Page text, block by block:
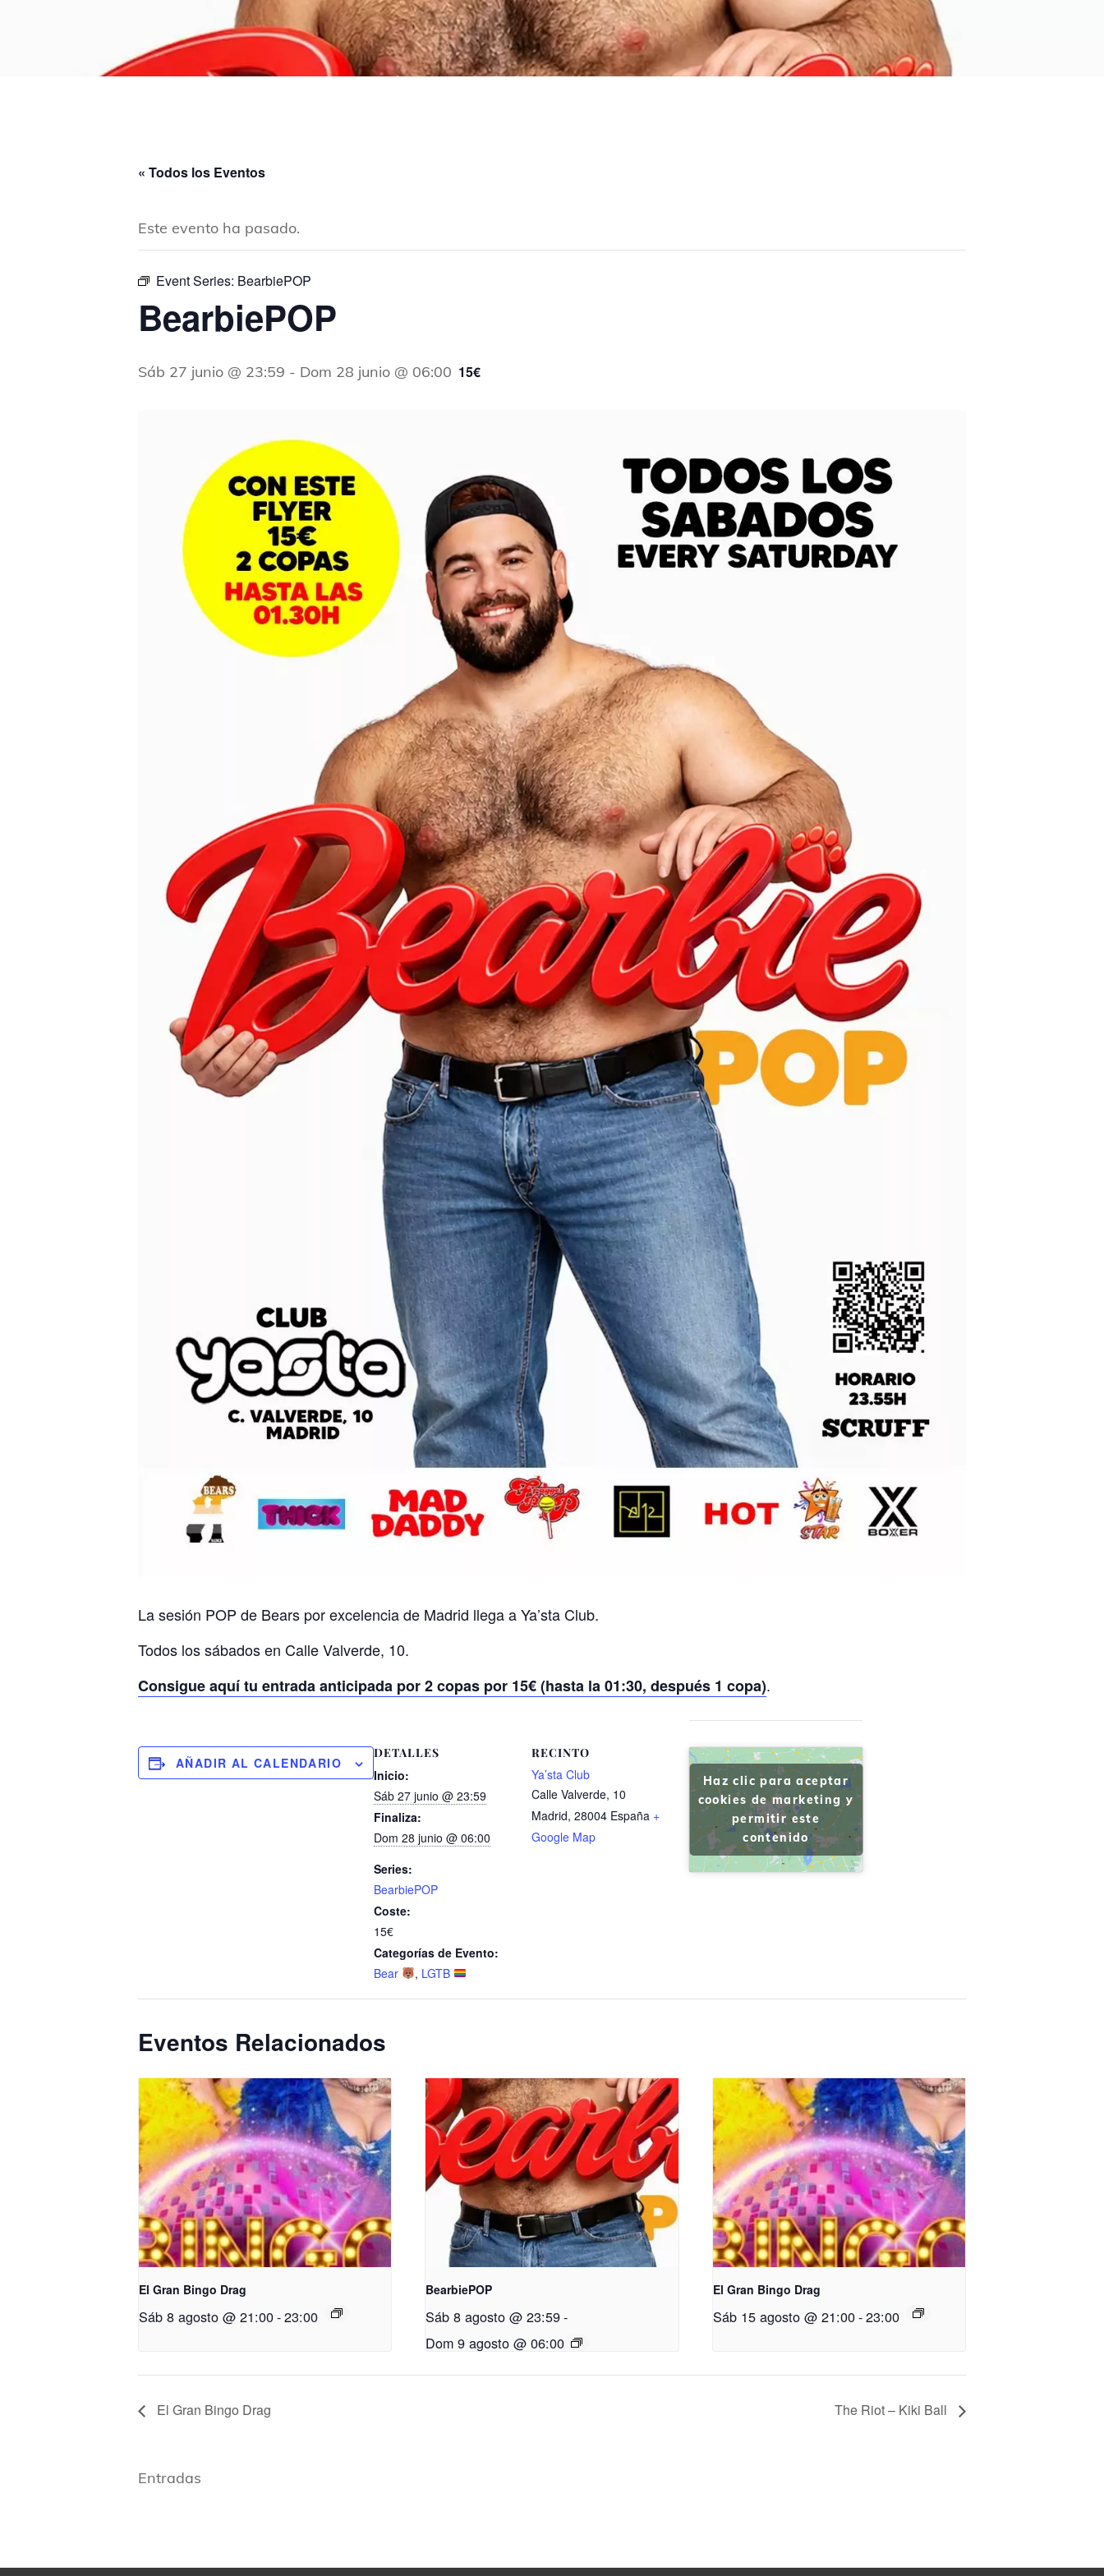
« Todos los Eventos
Este evento ha pasado.
Event Series: BearbiePOP
BearbiePOP
Sáb 27 junio @ 23:59 - Dom 28 junio @ 06:00 15€
La sesión POP de Bears por excelencia de Madrid llega a Ya’sta Club.
Todos los sábados en Calle Valverde, 10.
Consigue aquí tu entrada anticipada por 2 copas por 15€ (hasta la 01:30, después 1 copa).
AÑADIR AL CALENDARIO
DETALLES
Inicio:
Sáb 27 junio @ 23:59
Finaliza:
Dom 28 junio @ 06:00
Series:
BearbiePOP
Coste:
15€
Categorías de Evento:
Bear
, LGTB
RECINTO
Ya’sta Club
Calle Valverde, 10
Madrid, 28004 España +
Google Map
Haz clic para aceptar
cookies de marketing y
permitir este
contenido
Eventos Relacionados
El Gran Bingo Drag
Sáb 8 agosto @ 21:00-23:00
BearbiePOP
Sáb 8 agosto @ 23:59-
Dom 9 agosto @ 06:00
El Gran Bingo Drag
Sáb 15 agosto @ 21:00-23:00
El Gran Bingo Drag The Riot – Kiki Ball
Entradas